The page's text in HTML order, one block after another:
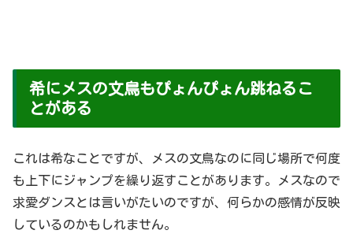
希にメスの文鳥もぴょんぴょん跳ねるこ
とがある
これは希なことですが、メスの文鳥なのに同じ場所で何度
も上下にジャンプを繰り返すことがあります。メスなので
求愛ダンスとは言いがたいのですが、何らかの感情が反映
しているのかもしれません。